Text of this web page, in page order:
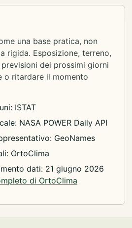
una base pratica, non
rigida. Esposizione, terreno,
dei prossimi giorni
o ritardare il momento
ISTAT
NASA POWER Daily API
GeoNames
OrtoClima
dati: 21 giugno 2026
di OrtoClima